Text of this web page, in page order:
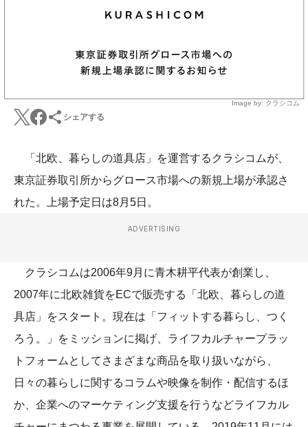
Image by: クラシコム
シェアする
「北欧、暮らしの道具店」を運営するクラシコムが、
東京証券取引所からグロース市場への新規上場が承認さ
れた。上場予定日は8月5日。
ADVERTISING
クラシコムは2006年9月に青木耕平代表が創業し、
2007年に北欧雑貨をECで販売する「北欧、暮らしの道
具店」をスタート。現在は「フィットする暮らし、つく
ろう。」をミッションに掲げ、ライフカルチャープラッ
トフォームとしてさまざまな商品を取り扱いながら、
日々の暮らしに関するコラムや映像を制作・配信するほ
か、企業へのマーケティング支援を行うなどライフカル